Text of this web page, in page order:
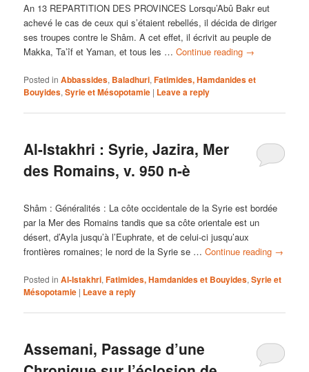
An 13 REPARTITION DES PROVINCES Lorsqu’Abû Bakr eut
achevé le cas de ceux qui s’étaient rebellés, il décida de diriger
ses troupes contre le Shâm. A cet effet, il écrivit au peuple de
Makka, Ta’îf et Yaman, et tous les …Continue reading →
Posted in Abbassides, Baladhuri,Fatimides, Hamdanides et
Bouyides,Syrie et Mésopotamie | Leave a reply
Al-Istakhri : Syrie, Jazira, Mer
des Romains, v. 950 n-è
Shâm : Généralités : La côte occidentale de la Syrie est bordée
par la Mer des Romains tandis que sa côte orientale est un
désert, d’Ayla jusqu’à l’Euphrate, et de celui-ci jusqu’aux
frontières romaines; le nord de la Syrie se …Continue reading →
Posted in Al-Istakhri,Fatimides, Hamdanides et Bouyides,Syrie et
Mésopotamie | Leave a reply
Assemani, Passage d’une